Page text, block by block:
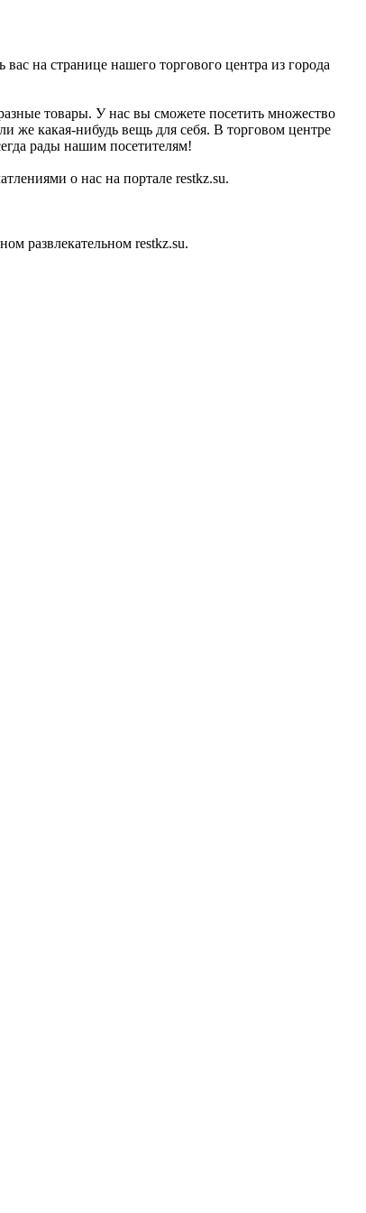
на странице нашего торгового центра из города
товары. У нас вы сможете посетить множество
же какая-нибудь вещь для себя. В торговом центре
рады нашим посетителям!
о нас на портале restkz.su.
развлекательном restkz.su.